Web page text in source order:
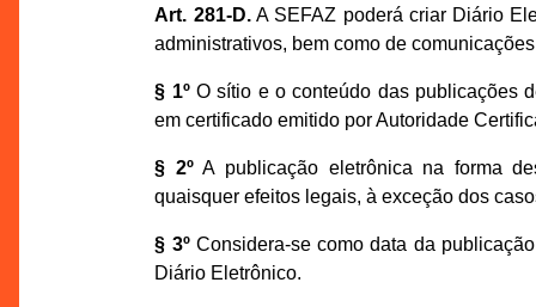
Art. 281-D.A SEFAZ poderá criar Diário
administrativos, bem como de
§ 1ºO sítio e o conteúdo das publicações
em certificado emitido por Autoridade
§ 2ºA publicação eletrônica na forma
quaisquer efeitos legais, à exceção dos
§ 3ºConsidera-se como data da
Diário Eletrônico.